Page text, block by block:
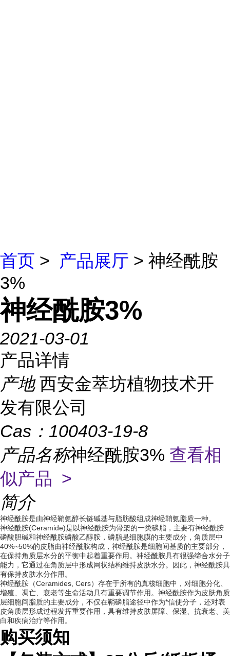
首页 > 产品展厅 > 神经酰胺
3%
神经酰胺3%
2021-03-01
产品详情
产地 西安金萃坊植物技术开
发有限公司
Cas： 100403-19-8
产品名称神经酰胺3% 查看相
似产品 >
简介
神经酰胺是由神经鞘氨醇长链碱基与脂肪酸组成神经鞘氨脂质一种。
神经酰胺(Ceramide)是以神经酰胺为骨架的一类磷脂，主要有神经酰胺
磷酸胆碱和神经酰胺磷酸乙醇胺，磷脂是细胞膜的主要成分，角质层中
40%~50%的皮脂由神经酰胺构成，神经酰胺是细胞间基质的主要部分，
在保持角质层水分的平衡中起着重要作用。神经酰胺具有很强缔合水分子
能力，它通过在角质层中形成网状结构维持皮肤水分。因此，神经酰胺具
有保持皮肤水分作用。
神经酰胺（Ceramides, Cers）存在于所有的真核细胞中，对细胞分化、
增殖、凋亡、衰老等生命活动具有重要调节作用。神经酰胺作为皮肤角质
层细胞间脂质的主要成分，不仅在鞘磷脂途径中作为*信使分子，还对表
皮角质层形成过程发挥重要作用，具有维持皮肤屏障、保湿、抗衰老、美
白和疾病治疗等作用。
购买须知